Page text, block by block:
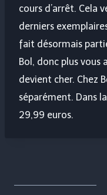
cours d’arrêt. Cela
derniers
fait désormais
Bol, donc plus vous
devient cher. Chez
séparément. Dans
29,99 euros.